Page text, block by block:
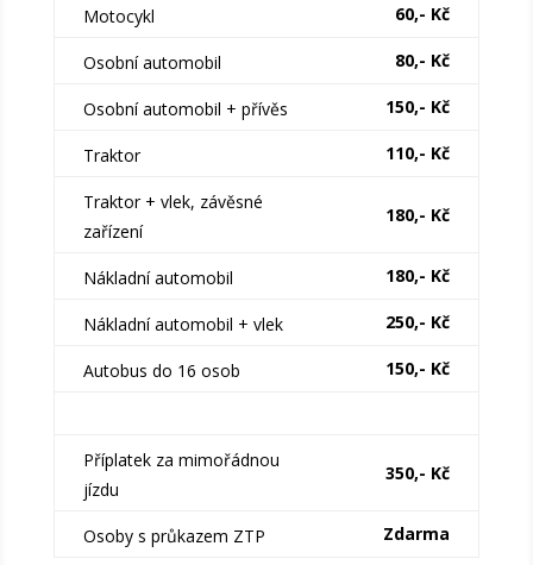
Motocykl 60,- Kč
Osobní automobil 80,- Kč
Osobní automobil + přívěs 150,- Kč
Traktor 110,- Kč
Traktor + vlek, závěsné
zařízení
180,- Kč
Nákladní automobil 180,- Kč
Nákladní automobil + vlek 250,- Kč
Autobus do 16 osob 150,- Kč
Příplatek za mimořádnou
jízdu
350,- Kč
Osoby s průkazem ZTP Zdarma